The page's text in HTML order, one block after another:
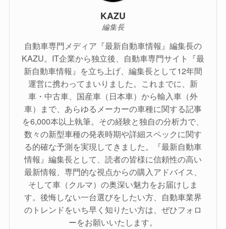
KAZU
編集長
自動車専門メディア『最新自動車情報』編集長の
KAZU。IT企業から独立後、自動車専門サイト『最
新自動車情報』を立ち上げ、編集長として12年間
運営に携わってまいりました。これまでに、新
車・中古車、国産車（日本車）から輸入車（外
車）まで、あらゆるメーカーの車種に関する記事
を6,000本以上執筆。その経験と独自の分析力で、
数々の新型車種の発表時期や詳細スペックに関す
る的確な予測を実現してきました。『最新自動車
情報』編集長として、読者の皆様に信頼性の高い
最新情報、専門的な視点からの購入アドバイス、
そして車（クルマ）の奥深い魅力をお届けしま
す。後悔しない一台選びをしたい方、自動車業界
のトレンドをいち早く知りたい方は、ぜひフォロ
ーをお願いいたします。